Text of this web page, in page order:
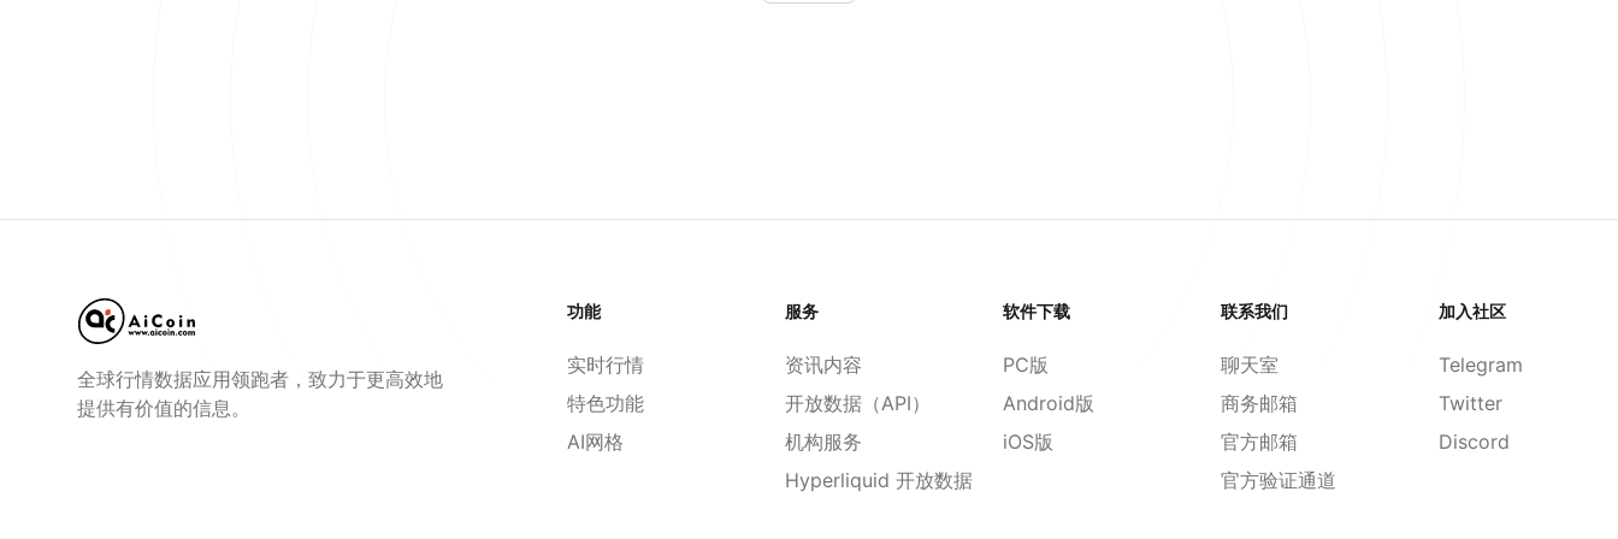
全球行情数据应用领跑者，致力于更高效地
提供有价值的信息。
功能
实时行情
特色功能
AI网格
服务
资讯内容
开放数据（API）
机构服务
Hyperliquid 开放数据
软件下载
PC版
Android版
iOS版
联系我们
聊天室
商务邮箱
官方邮箱
官方验证通道
加入社区
Telegram
Twitter
Discord